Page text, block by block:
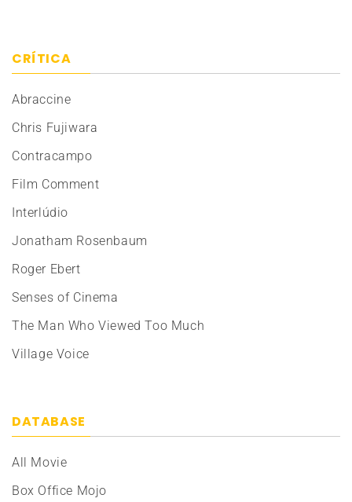
CRÍTICA
Abraccine
Chris Fujiwara
Contracampo
Film Comment
Interlúdio
Jonatham Rosenbaum
Roger Ebert
Senses of Cinema
The Man Who Viewed Too Much
Village Voice
DATABASE
All Movie
Box Office Mojo